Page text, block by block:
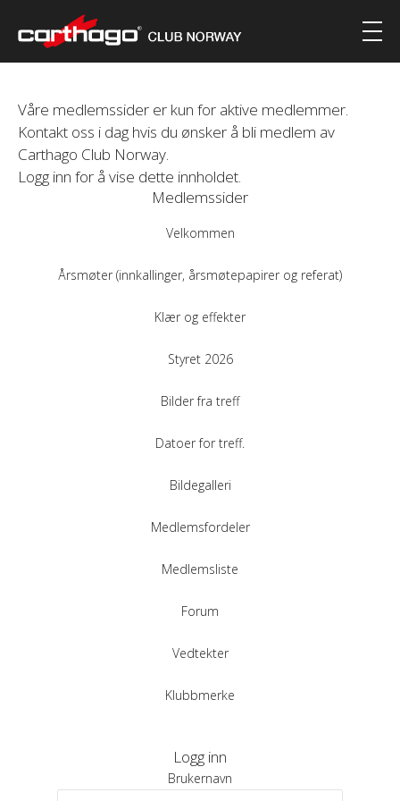
Våre medlemssider er kun for aktive medlemmer.
Kontakt oss i dag hvis du ønsker å bli medlem av
Carthago Club Norway.
Logg inn for å vise dette innholdet.
Medlemssider
Velkommen
Årsmøter (innkallinger, årsmøtepapirer og referat)
Klær og effekter
Styret 2026
Bilder fra treff
Datoer for treff.
Bildegalleri
Medlemsfordeler
Medlemsliste
Forum
Vedtekter
Klubbmerke
Logg inn
Brukernavn